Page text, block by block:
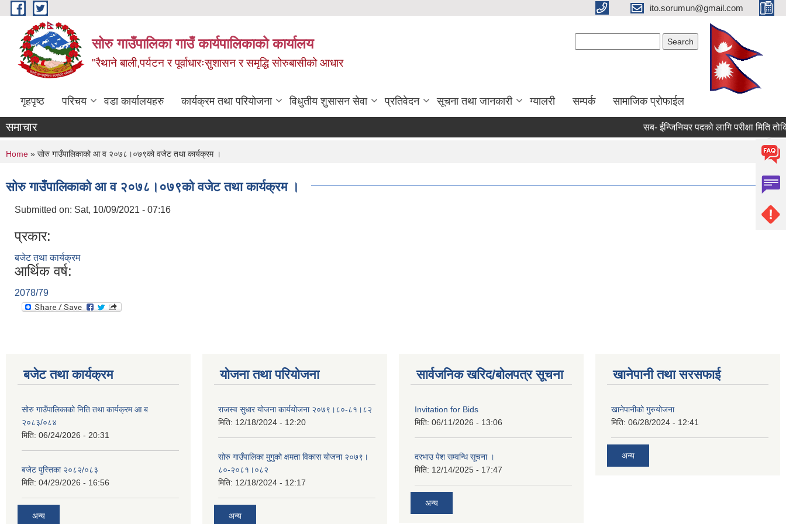
Skip to main content ito.sorumun@gmail.com
सोरु गाउँपालिका गाउँ कार्यपालिकाको कार्यालय
"रैथाने बाली,पर्यटन र पूर्वाधारःसुशासन र समृद्धि सोरुबासीको आधार
गृहपृष्ठ परिचय वडा कार्यालयहरु कार्यक्रम तथा परियोजना विधुतीय शुसासन सेवा प्रतिवेदन सूचना तथा जानकारी ग्यालरी सम्पर्क सामाजिक प्रोफाईल
समाचार सब- ईन्जिनियर पदको लागि परीक्षा मिति
« first
You are here
Home » सोरु गाउँपालिकाको आ व २०७८।०७९को वजेट तथा कार्यक्रम ।
सोरु गाउँपालिकाको आ व २०७८।०७९को वजेट तथा कार्यक्रम ।
Submitted on: Sat, 10/09/2021 - 07:16
प्रकार:
बजेट तथा कार्यक्रम
आर्थिक वर्ष:
2078/79
बजेट तथा कार्यक्रम
सोरु गाउँपालिकाको निति तथा कार्यक्रम आ ब
२०८३/०८४
मिति: 06/24/2026 - 20:31
बजेट पुस्तिका २०८२/०८३
मिति: 04/29/2026 - 16:56
अन्य
योजना तथा परियोजना
राजस्व सुधार योजना कार्ययोजना २०७९।८०-८१।८२
मिति: 12/18/2024 - 12:20
सोरु गाउँपालिका मुगुको क्षमता विकास योजना २०७९।
८०-२०८१।०८२
मिति: 12/18/2024 - 12:17
अन्य
सार्वजनिक खरिद/बोलपत्र सूचना
Invitation for Bids
मिति: 06/11/2026 - 13:06
दरभाउ पेश सम्वन्धि सूचना ।
मिति: 12/14/2025 - 17:47
अन्य
खानेपानी तथा सरसफाई
खानेपानीको गुरुयोजना
मिति: 06/28/2024 - 12:41
अन्य